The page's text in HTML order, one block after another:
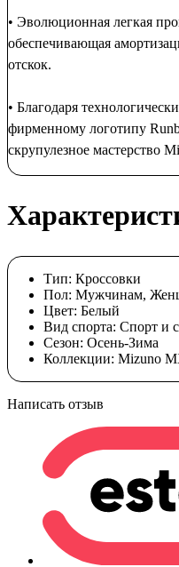
• Эволюционная легкая
обеспечивающая
отскок.
• Благодаря
фирменному логотипу
скрупулезное мастерство
Тип: Кроссовки
Пол: Мужчинам,
Цвет: Белый
Вид спорта: Спорт и
Сезон: Осень-Зима
Коллекции: Mizuno
Написать отзыв